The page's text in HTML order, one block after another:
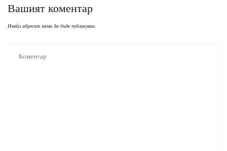
Вашият коментар
Имейл адресът няма да бъде публикуван.